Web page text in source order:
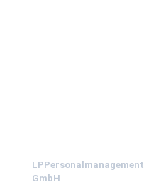
LPPersonalmanagement
GmbH